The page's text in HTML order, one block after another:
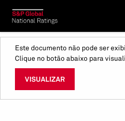
Este documento não pode ser
Clique no botão abaixo para
VISUALIZAR